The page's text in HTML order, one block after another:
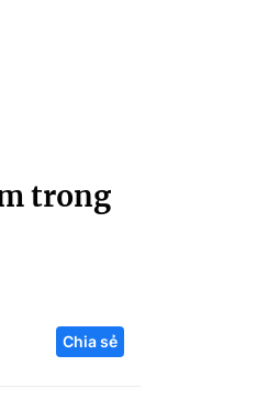
Infographic
Hitech Công nghệ tương lai
trong
Chia sẻ